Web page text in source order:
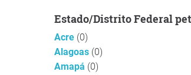
Estado/Distrito Federal
Acre (0)
Alagoas (0)
Amapá (0)